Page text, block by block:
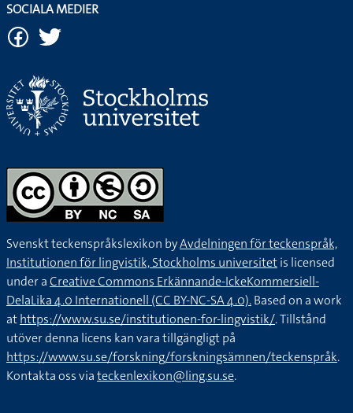
SOCIALA MEDIER
Svenskt teckenspråkslexikon byAvdelningen för teckenspråk,
Institutionen för lingvistik, Stockholms universitetis licensed
under aCreative Commons Erkännande-IckeKommersiell-
DelaLika 4.0 Internationell (CC BY-NC-SA 4.0).Based on a work
athttps://www.su.se/institutionen-for-lingvistik/. Tillstånd
utöver denna licens kan vara tillgängligt på
https://www.su.se/forskning/forskningsämnen/teckenspråk.
Kontakta oss viateckenlexikon@ling.su.se.